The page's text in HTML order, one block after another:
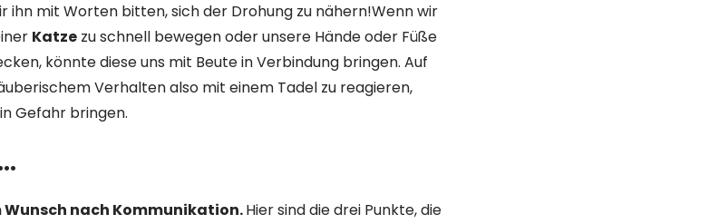
mit Worten bitten, sich der Drohung zu nähern!Wenn wir
Katze zu schnell bewegen oder unsere Hände oder Füße
könnte diese uns mit Beute in Verbindung bringen. Auf
Verhalten also mit einem Tadel zu reagieren,
Gefahr bringen.
nach Kommunikation.Hier sind die drei Punkte, die